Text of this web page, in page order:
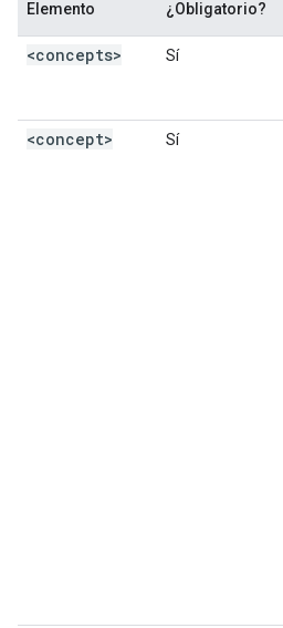
Elemento ¿Obligatorio?
<concepts> Sí
<concept> Sí